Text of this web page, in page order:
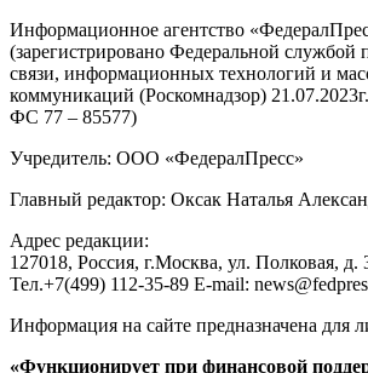
Информационное агентство
(зарегистрировано Федеральной службой
связи, информационных технологий и
коммуникаций (Роскомнадзор)
ФС 77 – 85577)
Учредитель: ООО «ФедералПресс»
Главный редактор: Оксак Наталья
Адрес редакции:
127018, Россия, г.Москва, ул. Полковая, д.
Тел.+7(499) 112-35-89 E-mail:
Информация на сайте предназначена для
«Функционирует при финансовой